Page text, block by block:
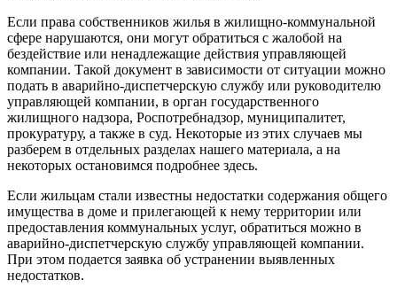
Если права собственников жилья в жилищно-коммунальной
сфере нарушаются, они могут обратиться с жалобой на
бездействие или ненадлежащие действия управляющей
компании. Такой документ в зависимости от ситуации можно
подать в аварийно-диспетчерскую службу или руководителю
управляющей компании, в орган государственного
жилищного надзора, Роспотребнадзор, муниципалитет,
прокуратуру, а также в суд. Некоторые из этих случаев мы
разберем в отдельных разделах нашего материала, а на
некоторых остановимся подробнее здесь.
Если жильцам стали известны недостатки содержания общего
имущества в доме и прилегающей к нему территории или
предоставления коммунальных услуг, обратиться можно в
аварийно-диспетчерскую службу управляющей компании.
При этом подается заявка об устранении выявленных
недостатков.